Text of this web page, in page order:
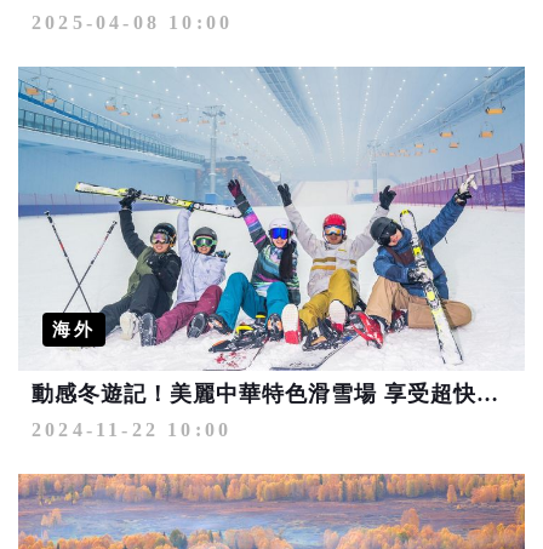
2025-04-08 10:00
海外
動感冬遊記！美麗中華特色滑雪場 享受超快感的雪道飆速之旅
2024-11-22 10:00